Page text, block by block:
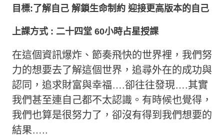
目標:了解自己 解鎖生命制約 迎接更高版本的自己
上課方式 : 二十四堂 60小時占星授課
在這個資訊爆炸、節奏飛快的世界裡，我們努
力的想要去了解這個世界，追尋外在的成功與
認同，追求財富與幸福….卻往往發現….其實
我們甚至連自己都不太認識。有時候也覺得，
我們也算是很努力了，卻沒有得到我們想要的
結果…..